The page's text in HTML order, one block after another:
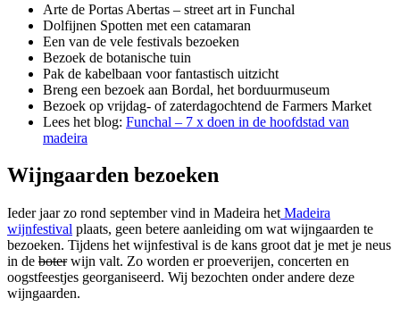
Arte de Portas Abertas – street art in Funchal
Dolfijnen Spotten met een catamaran
Een van de vele festivals bezoeken
Bezoek de botanische tuin
Pak de kabelbaan voor fantastisch uitzicht
Breng een bezoek aan Bordal, het borduurmuseum
Bezoek op vrijdag- of zaterdagochtend de Farmers Market
Lees het blog: Funchal – 7 x doen in de hoofdstad van
madeira
Wijngaarden bezoeken
Ieder jaar zo rond september vind in Madeira het Madeira
wijnfestival plaats, geen betere aanleiding om wat wijngaarden te
bezoeken. Tijdens het wijnfestival is de kans groot dat je met je neus
in de boterwijn valt. Zo worden er proeverijen, concerten en
oogstfeestjes georganiseerd. Wij bezochten onder andere deze
wijngaarden.